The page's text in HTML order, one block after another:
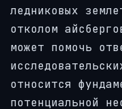
ледниковых
отколом
может помочь
относится
потенциальной